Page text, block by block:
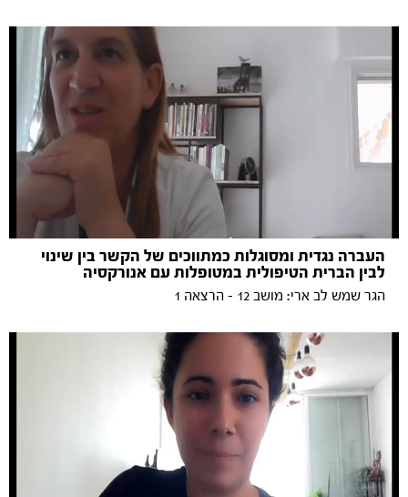
העברה נגדית ומסוגלות כמתווכים של הקשר בין שינוי
לבין הברית הטיפולית במטופלות עם אנורקסיה
הגר שמש לב ארי: מושב 12 - הרצאה 1